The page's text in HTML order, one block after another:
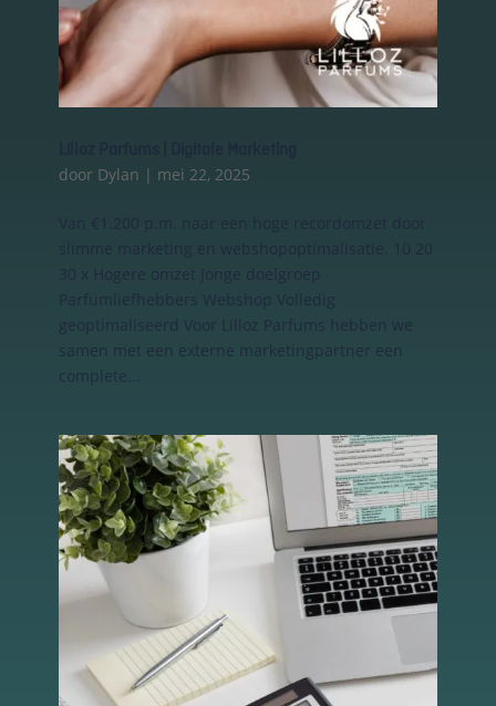
door Dylan | mei 22, 2025
30 x Hogere omzet Jonge doelgroep
Parfumliefhebbers Webshop Volledig
geoptimaliseerd Voor Lilloz Parfums hebben we
samen met een externe marketingpartner een
complete...
Essentiële Cookies
kernfunctionaliteiten
mogelijk, zoals
beveiliging,
Deze cookies
kunnen niet worden
uitgeschakeld.
Schakel
marketingcookies
worden gebruikt
om de effectiviteit
van advertenties bij